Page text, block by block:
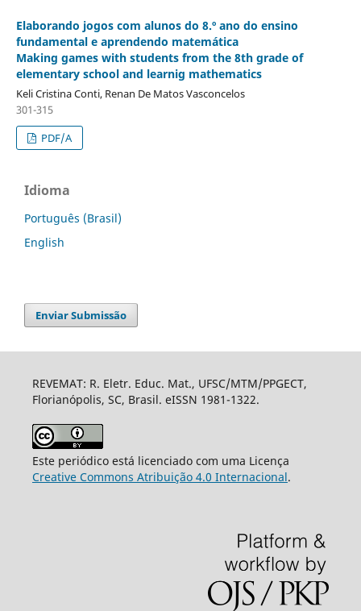
Elaborando jogos com alunos do 8.º ano do ensino
fundamental e aprendendo matemática
Making games with students from the 8th grade of
elementary school and learnig mathematics
Keli Cristina Conti, Renan De Matos Vasconcelos
301-315
PDF/A
Idioma
Português (Brasil)
English
Enviar Submissão
REVEMAT: R. Eletr. Educ. Mat., UFSC/MTM/PPGECT,
Florianópolis, SC, Brasil. eISSN 1981-1322.
Este periódico está licenciado com uma Licença
Creative Commons Atribuição 4.0 Internacional.